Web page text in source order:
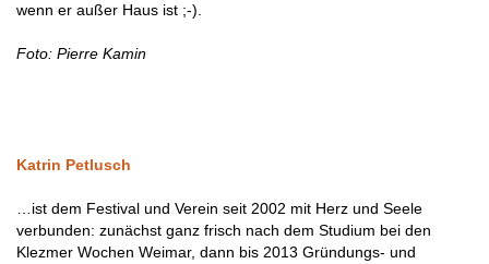
wenn er außer Haus ist ;-).
Foto: Pierre Kamin
Katrin Petlusch
…ist dem Festival und Verein seit 2002 mit Herz und Seele
verbunden: zunächst ganz frisch nach dem Studium bei den
Klezmer Wochen Weimar, dann bis 2013 Gründungs- und